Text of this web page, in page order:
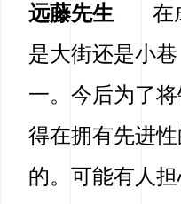
远藤先生
在
是大街还是小
一。今后为了
得在拥有先进
的。可能有人